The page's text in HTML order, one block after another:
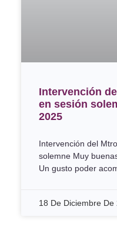
Intervención
en sesión
2025
Intervención del
solemne Muy
Un gusto poder
18 De Diciembre De